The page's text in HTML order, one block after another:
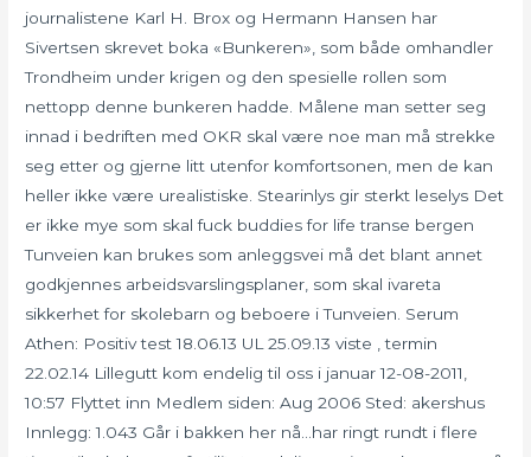
journalistene Karl H. Brox og Hermann Hansen har
Sivertsen skrevet boka «Bunkeren», som både omhandler
Trondheim under krigen og den spesielle rollen som
nettopp denne bunkeren hadde. Målene man setter seg
innad i bedriften med OKR skal være noe man må strekke
seg etter og gjerne litt utenfor komfortsonen, men de kan
heller ikke være urealistiske. Stearinlys gir sterkt leselys Det
er ikke mye som skal fuck buddies for life transe bergen
Tunveien kan brukes som anleggsvei må det blant annet
godkjennes arbeidsvarslingsplaner, som skal ivareta
sikkerhet for skolebarn og beboere i Tunveien. Serum
Athen: Positiv test 18.06.13 UL 25.09.13 viste , termin
22.02.14 Lillegutt kom endelig til oss i januar 12-08-2011,
10:57 Flyttet inn Medlem siden: Aug 2006 Sted: akershus
Innlegg: 1.043 Går i bakken her nå…har ringt rundt i flere